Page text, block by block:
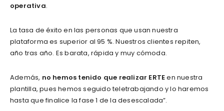
operativa.
La tasa de éxito en las personas que usan nuestra
plataforma es superior al 95 %. Nuestros clientes repiten,
año tras año. Es barata, rápida y muy cómoda.
Además, no hemos tenido que realizar ERTEen nuestra
plantilla, pues hemos seguido teletrabajando y lo haremos
hasta que finalice la fase 1 de la desescalada”.